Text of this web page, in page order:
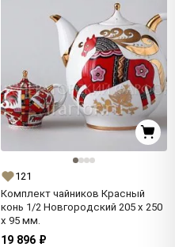
121
Комплект чайников Красный
конь 1/2 Новгородский 205 x 250
x 95 мм.
19 896 ₽